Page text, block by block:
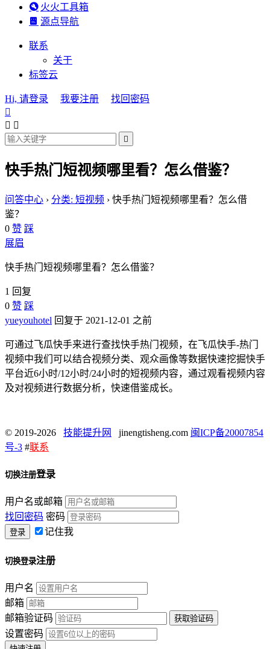
火火工具箱
源点导航
联系
关于
标签云
Hi, 请登录 我要注册
找回密码

 

快手热门短视频哪里看？怎么借鉴？
问答中心 › 分类: 短视频 › 快手热门短视频哪里看？怎么借
鉴？
0 赞 踩
展眉
快手热门短视频哪里看？怎么借鉴？
1 回复
0 赞 踩
yueyouhotel 回复于 2021-12-01 之前
可通过飞瓜快手来进行查找快手热门视频，在飞瓜快手-热门
视频中我们可以结合视频分类、观众画像等数据快速挖掘快手
平台近6小时/12小时/24小时的短视频内容，通过观看视频内容
及对视频进行数据分析，快速借鉴成长。
© 2019-2026 技能提升网 jinengtisheng.com 闽ICP备20007854
号-3 #联系
切换注册登录
用户名或邮箱
找回密码 密码
记住我
切换登录注册
用户名
邮箱
邮箱验证码
设置密码